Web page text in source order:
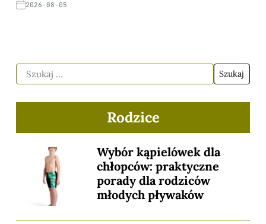
2026-08-05
Rodzice
Wybór kąpielówek dla
chłopców: praktyczne
porady dla rodziców
młodych pływaków